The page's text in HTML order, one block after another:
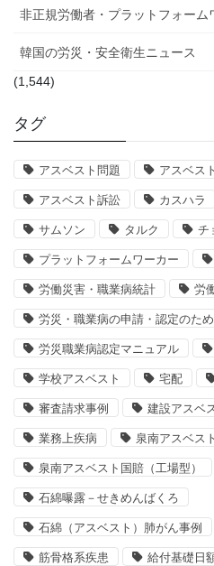
非正規労働者・プラットフォー
韓国の労災・安全衛生ニュース
(1,544)
タグ
アスベスト問題 アスベス
アスベスト訴訟 カスハラ
サムソン タルク チ
プラットフォームワーカー
労働災害・職業病統計 労
労災・職業病の申請・認定のた
労災職業病認定マニュアル
学校アスベスト 宅配
審査請求事例 建設アスベ
業務上疾病 泉南アスベスト
泉南アスベスト国賠（工場型）
石綿曝露－せきめんばくろ
石綿（アスベスト）肺がん事例
筋骨格系疾患 給付基礎日